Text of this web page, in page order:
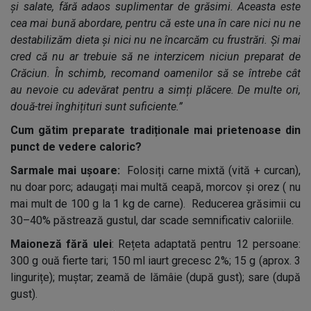
și salate, fără adaos suplimentar de grăsimi. Aceasta este
cea mai bună abordare, pentru că este una în care nici nu ne
destabilizăm dieta și nici nu ne încarcăm cu frustrări. Și mai
cred că nu ar trebuie să ne interzicem niciun preparat de
Crăciun. În schimb, recomand oamenilor să se întrebe cât
au nevoie cu adevărat pentru a simți plăcere. De multe ori,
două-trei înghițituri sunt suficiente.”
Cum gătim preparate tradiționale mai prietenoase din
punct de vedere caloric?
Sarmale mai ușoare:
Folosiți carne mixtă (vită + curcan),
nu doar porc; adaugați mai multă ceapă, morcov și orez ( nu
mai mult de 100 g la 1 kg de carne). Reducerea grăsimii cu
30–40% păstrează gustul, dar scade semnificativ caloriile.
Maioneză fără ulei: Rețeta adaptată pentru 12 persoane:
300 g ouă fierte tari; 150 ml iaurt grecesc 2%; 15 g (aprox. 3
lingurițe); muștar; zeamă de lămâie (după gust); sare (după
gust).